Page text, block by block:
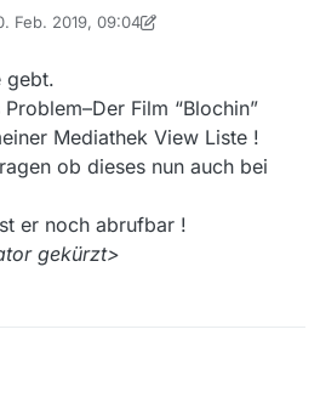
Feb. 2019, 09:04
von MenchenSued
gebt.
Film “Blochin”
Mediathek View Liste !
ob dieses nun auch bei
er noch abrufbar !
gekürzt>